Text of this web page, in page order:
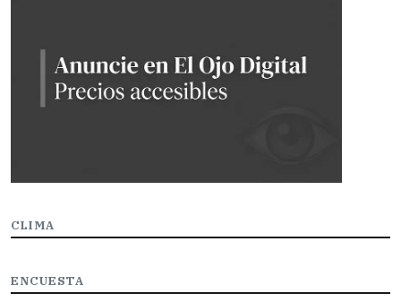
CLIMA
ENCUESTA